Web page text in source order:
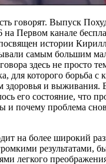
говорят. Выпуск
на Первом канале
истории
самым большим
здесь не просто
для которого борьба с
здоровья и выживания.
его состояние, что
и почему проблема
на более широкий
результатами,
легкого